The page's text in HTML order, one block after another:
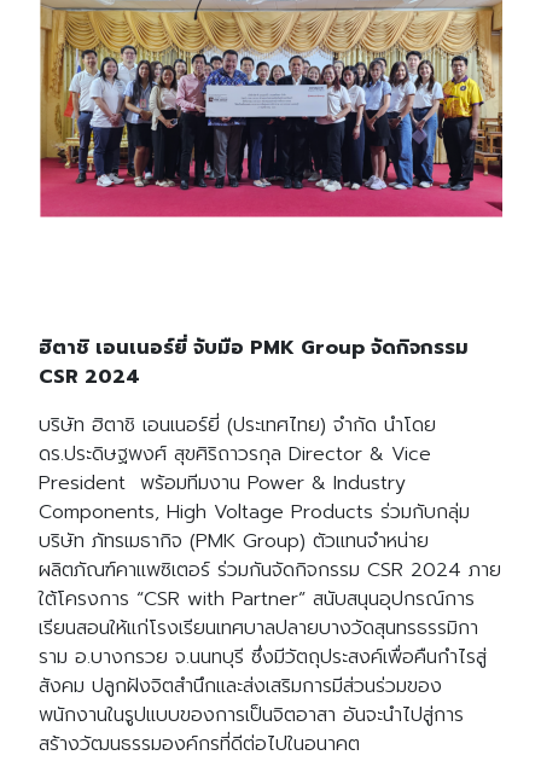
ฮิตาชิ เอนเนอร์ยี่ จับมือ PMK Group จัดกิจกรรม
CSR 2024
บริษัท ฮิตาชิ เอนเนอร์ยี่ (ประเทศไทย) จำกัด นำโดย
ดร.ประดิษฐพงศ์ สุขศิริถาวรกุล Director & Vice
President พร้อมทีมงาน Power & Industry
Components, High Voltage Products ร่วมกับกลุ่ม
บริษัท ภัทรเมธากิจ (PMK Group) ตัวแทนจำหน่าย
ผลิตภัณฑ์คาแพซิเตอร์ ร่วมกันจัดกิจกรรม CSR 2024 ภาย
ใต้โครงการ “CSR with Partner” สนับสนุนอุปกรณ์การ
เรียนสอนให้แก่โรงเรียนเทศบาลปลายบางวัดสุนทรธรรมิกา
ราม อ.บางกรวย จ.นนทบุรี ซึ่งมีวัตถุประสงค์เพื่อคืนกำไรสู่
สังคม ปลูกฝังจิตสำนึกและส่งเสริมการมีส่วนร่วมของ
พนักงานในรูปแบบของการเป็นจิตอาสา อันจะนำไปสู่การ
สร้างวัฒนธรรมองค์กรที่ดีต่อไปในอนาคต